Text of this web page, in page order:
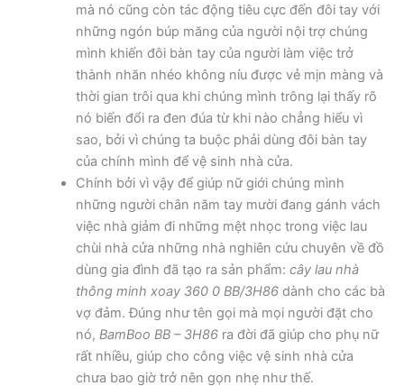
mà nó cũng còn tác động tiêu cực đến đôi tay với
những ngón búp măng của người nội trợ chúng
mình khiến đôi bàn tay của người làm việc trở
thành nhăn nhéo không níu được vẻ mịn màng và
thời gian trôi qua khi chúng mình trông lại thấy rõ
nó biến đổi ra đen đúa từ khi nào chẳng hiểu vì
sao, bởi vì chúng ta buộc phải dùng đôi bàn tay
của chính mình để vệ sinh nhà cửa.
Chính bởi vì vậy để giúp nữ giới chúng mình
những người chân năm tay mười đang gánh vách
việc nhà giảm đi những mệt nhọc trong việc lau
chùi nhà cửa những nhà nghiên cứu chuyên về đồ
dùng gia đình đã tạo ra sản phẩm: cây lau nhà
thông minh xoay 360 0 BB/3H86dành cho các bà
vợ đảm. Đúng như tên gọi mà mọi người đặt cho
nó, BamBoo BB – 3H86ra đời đã giúp cho phụ nữ
rất nhiều, giúp cho công việc vệ sinh nhà cửa
chưa bao giờ trở nên gọn nhẹ như thế.